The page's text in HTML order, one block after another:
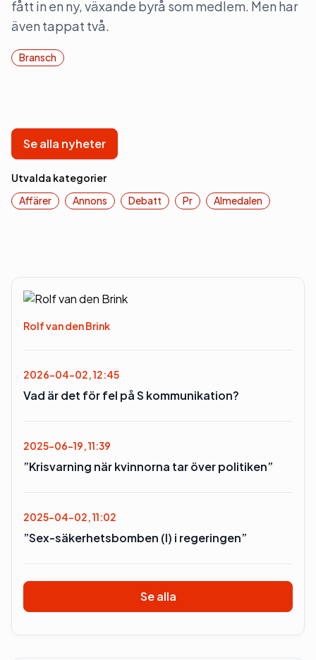
fått in en ny, växande byrå som medlem. Men har
även tappat två.
Bransch
Se alla nyheter
Utvalda kategorier
Affärer
Annons Debatt Pr Almedalen
Rolf van den Brink
2026-04-02, 12:45
Vad är det för fel på S kommunikation?
2025-06-19, 11:39
”Krisvarning när kvinnorna tar över politiken”
2025-04-02, 11:02
”Sex-säkerhetsbomben (l) i regeringen”
Se alla